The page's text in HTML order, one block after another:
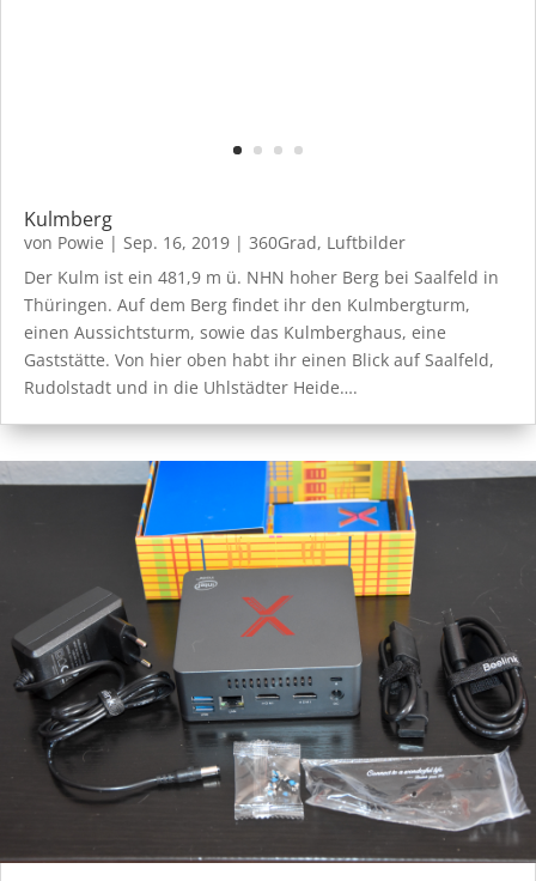
Kulmberg
von Powie | Sep. 16, 2019 | 360Grad, Luftbilder
Der Kulm ist ein 481,9 m ü. NHN hoher Berg bei Saalfeld in
Thüringen. Auf dem Berg findet ihr den Kulmbergturm,
einen Aussichtsturm, sowie das Kulmberghaus, eine
Gaststätte. Von hier oben habt ihr einen Blick auf Saalfeld,
Rudolstadt und in die Uhlstädter Heide….